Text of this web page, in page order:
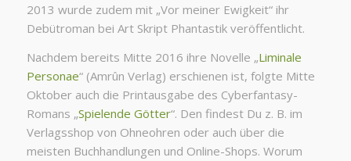
2013 wurde zudem mit „Vor meiner Ewigkeit“ ihr
Debütroman bei Art Skript Phantastik veröffentlicht.
Nachdem bereits Mitte 2016 ihre Novelle „Liminale
Personae“ (Amrûn Verlag) erschienen ist, folgte Mitte
Oktober auch die Printausgabe des Cyberfantasy-
Romans „Spielende Götter“. Den findest Du z. B. im
Verlagsshop von Ohneohren oder auch über die
meisten Buchhandlungen und Online-Shops. Worum